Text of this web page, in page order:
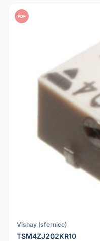
PDF
Vishay (sfernice)
TSM4ZJ202KR10